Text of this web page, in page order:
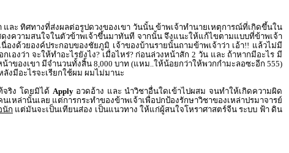
ละ ทิศทางที่ส่งผลต่อรูปดวงของเขา วันนั้น ข้าพเจ้าทำนายเหตุการณ์ที่เกิดขึ้นใน
ดงความสนใจในตัวข้าพเจ้าขึ้นมาทันที จากนั้น จึงแนะให้แก้ไขตามแบบที่ข้าพเจ้า
งด้วยองค์ประกอบของชัยภูมิ เจ้าของบ้านรายนั้นถามข้าพเจ้าว่า เอ้า!! แล้วไม่มี
งว่า จะให้ทำอะไรยังไง? เมื่อไหร่? ก่อนล่วงหน้าสัก 2 วัน และ ถ้าหากมีอะไร มี
ของเขา มีจำนวนทั้งสิ้น 8,000 บาท (แหม..ให้น้อยกว่าให้พวกกำมะลอซะอีก 555)
ลังมีอะไรจะเรียกใช้ผม ผมไม่มานะ
ริง โดยมิได้ Applyอวดอ้าง และ นำวิชาอื่นใดเข้าไปผสม จนทำให้เกิดความผิด
ล่านั้นเลย แต่การกระทำของข้าพเจ้าเพื่อปกป้องรักษาวิชาของเหล่าปรมาจารย์
นัก แต่มันจะเป็นเทียนส่อง เป็นแนวทาง ให้แก่ผู้สนใจโหราศาสตร์จีน ระบบ ฟ้า ดิน